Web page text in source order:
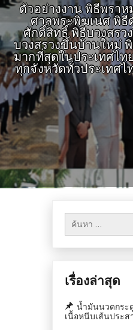
ตัวอย่างงาน พิธีพรา
ศาลพระพิฆเนศ พิธี
ศักดิ์สิทธิ์ พิธีบวงสรว
บวงสรวงขึ้นบ้านใหม่
มากที่สุดในประเทศไ
ทุกจังหวัดทั่วประเทศไ
ค้นหา
สำหรับ:
เรื่องล่าสุด
น้ำมันนวดกระ
เนื้อหนีบเส้นประส